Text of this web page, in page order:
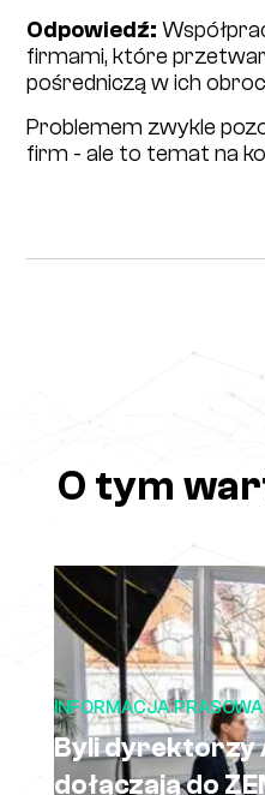
Odpowiedź:
firmami, które
pośredniczą w ich
Problemem zwykle
firm - ale to temat na
O tym
INFORMACJA PRASOWA
Byli dyrektorzy
dołączają do